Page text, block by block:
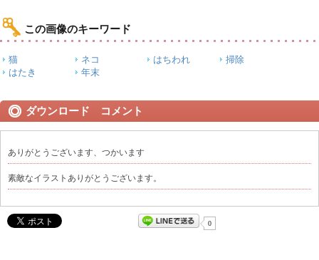
この画像のキーワード
猫 ネコ はちわれ
掃除
はたき
年末
ダウンロード コメント
ありがとうございます、つかいます
素敵なイラストありがとうございます。
0